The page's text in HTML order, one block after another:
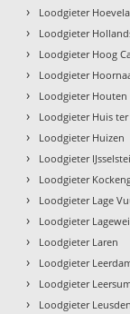
› Loodgieter
› Loodgieter
› Loodgieter Hoog
› Loodgieter
› Loodgieter Houten
› Loodgieter Huis
› Loodgieter Huizen
› Loodgieter
› Loodgieter
› Loodgieter Lage
› Loodgieter
› Loodgieter Laren
› Loodgieter
› Loodgieter
› Loodgieter Leusden